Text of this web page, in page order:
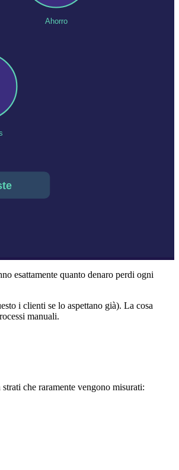
esattamente quanto denaro perdi ogni
i clienti se lo aspettano già). La cosa
manuali.
che raramente vengono misurati: